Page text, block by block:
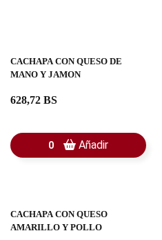
CACHAPA CON QUESO DE
MANO Y JAMON
628,72 BS
0 Añadir
CACHAPA CON QUESO
AMARILLO Y POLLO